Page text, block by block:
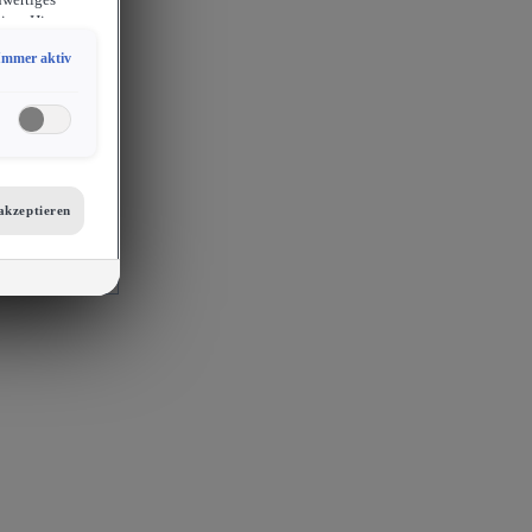
Hieraus
auch für
am
unsere
Porsche
aktiv